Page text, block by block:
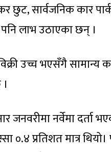
सार्वजनिक कार
लाभ उठाएका छन् ।
उच्च भएसँगै
नर्वेमा दर्ता
०.४ प्रतिशत मात्र